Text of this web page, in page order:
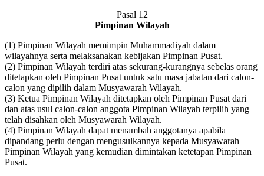
Pasal 12
Pimpinan Wilayah
(1) Pimpinan Wilayah memimpin Muhammadiyah dalam
wilayahnya serta melaksanakan kebijakan Pimpinan Pusat.
(2) Pimpinan Wilayah terdiri atas sekurang-kurangnya sebelas orang
ditetapkan oleh Pimpinan Pusat untuk satu masa jabatan dari calon-
calon yang dipilih dalam Musyawarah Wilayah.
(3) Ketua Pimpinan Wilayah ditetapkan oleh Pimpinan Pusat dari
dan atas usul calon-calon anggota Pimpinan Wilayah terpilih yang
telah disahkan oleh Musyawarah Wilayah.
(4) Pimpinan Wilayah dapat menambah anggotanya apabila
dipandang perlu dengan mengusulkannya kepada Musyawarah
Pimpinan Wilayah yang kemudian dimintakan ketetapan Pimpinan
Pusat.